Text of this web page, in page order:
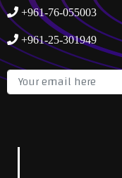
+961-76-055003
+961-25-301949